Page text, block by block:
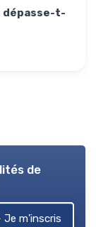
dépasse-t-
de
m'inscris